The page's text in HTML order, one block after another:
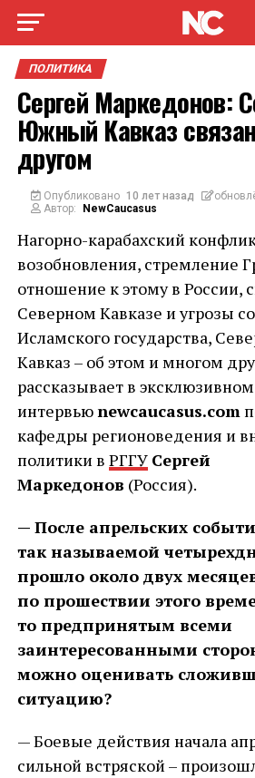
ПОЛИТИКА
Сергей Маркедонов:
Южный Кавказ
другом
Опубликовано 10 лет назад
Автор:
NewCaucasus
Нагорно-карабахский
возобновления, стремление
отношение к этому в России,
Северном Кавказе и угрозы
Исламского государства,
Кавказ – об этом и многом
рассказывает в эксклюзивном
интервьюnewcaucasus.com
кафедры регионоведения и
политики в РГГУ Сергей
Маркедонов (Россия).
— После апрельских
так называемой
прошло около двух
по прошествии этого
то предпринятым всеми
заинтересованными
можно оценивать
ситуацию?
— Боевые действия начала
сильной встряской –